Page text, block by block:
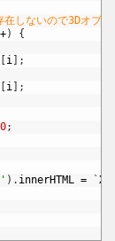
いので3Dオブジ
)
{
i
;
i
;
;
) . innerHTML = ` X